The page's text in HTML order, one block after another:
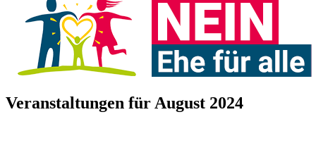
Veranstaltungen für August 2024